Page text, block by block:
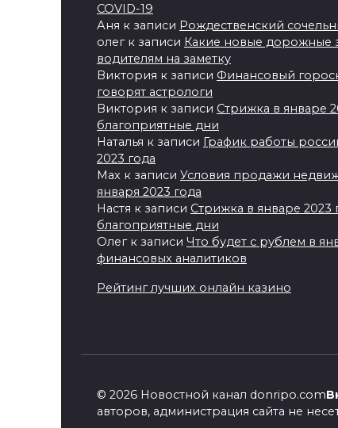
COVID-19
Аня к записи Рождественский
олегк записи Какие новые дорожные
водителям на заметку
Виктория к записи Финансовый
говорят астрологи
Виктория к записи Стрижка в январе
благоприятные дни
Наталья к записи График работы
2023 года
Max к записи Условия продажи
января 2023 года
Настя к записи Стрижка в январе
благоприятные дни
Олегк записи Что будет с рублем в
финансовых аналитиков
Рейтинг лучших онлайн казино
© 2026 Новостной канал donripo.com
авторов, администрация сайта не